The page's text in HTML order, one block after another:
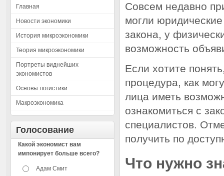
Главная
Новости экономики
История микроэкономики
Теория микроэкономики
Портреты виднейших
экономистов
Основы логистики
Макроэкономика
Голосование
Какой экономист вам
импонирует больше всего?
Адам Смит
Совсем недавно
могли
закона, у
возможность
Если хотите
процедура, как
лица иметь
ознакомиться с
специалистов.
получить по
Что нужно